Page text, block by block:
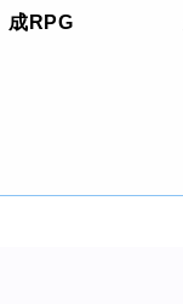
成RPG